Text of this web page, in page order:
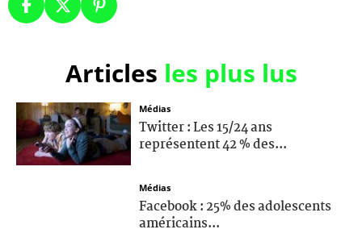
Articles les plus lus
Médias
Twitter : Les 15/24 ans
représentent 42 % des...
Médias
Facebook : 25% des adolescents
américains...